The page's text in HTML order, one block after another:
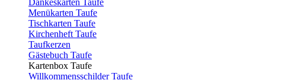
Dankeskarten Taufe
Menükarten Taufe
Tischkarten Taufe
Kirchenheft Taufe
Taufkerzen
Gästebuch Taufe
Kartenbox Taufe
Willkommensschilder Taufe